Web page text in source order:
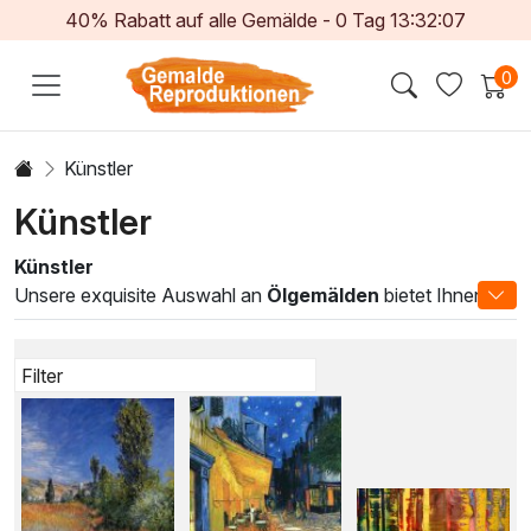
40% Rabatt auf alle Gemälde -0 Tag 13:32:05
0
Künstler
Künstler
Künstler
Unsere exquisite Auswahl an Ölgemälden bietet Ihnen die
Möglichkeit, Meisterwerke renommierter Künstler in Ihr
Geschichte und vermittelt durch ausgeklügelte Techniken
und atemberaubende Farbkombinationen emotionale Tiefe
und Stil. Von impressionistischen Landschaften über
moderne Abstraktionen bis hin zu zeitlosen Porträts –
jedes Kunstwerk in unserer Kollektion spiegelt die
Leidenschaft und das handwerkliche Geschick des